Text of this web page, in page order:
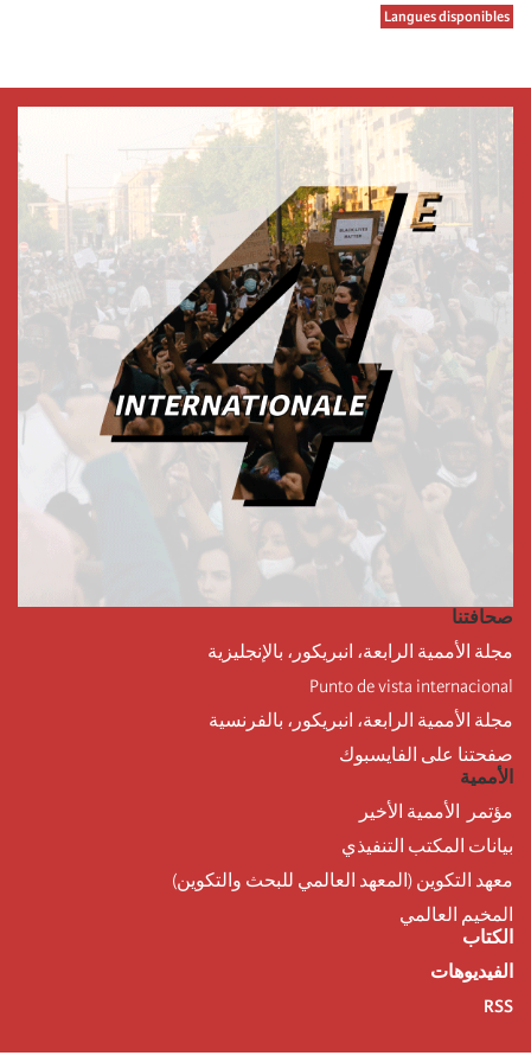
Langues disponibles
صحافتنا
مجلة الأممية الرابعة، انبريكور، بالإنجليزية
Punto de vista internacional
مجلة الأممية الرابعة، انبريكور، بالفرنسية
صفحتنا على الفايسبوك
الأممية
مؤتمر الأممية الأخير
بيانات المكتب التنفيذي
معهد التكوين (المعهد العالمي للبحث والتكوين)
المخيم العالمي
الكتاب
الفيديوهات
RSS